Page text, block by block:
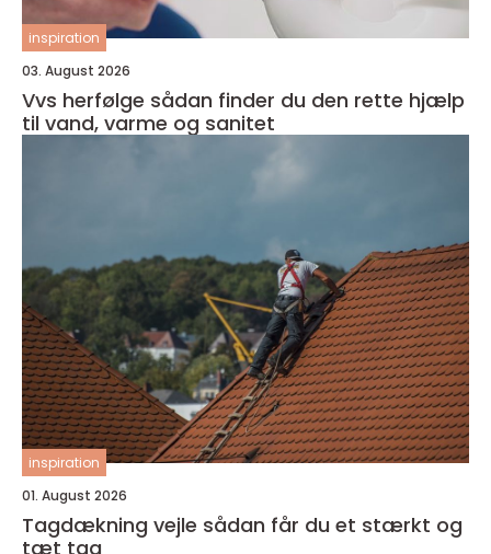
inspiration
03. August 2026
Vvs herfølge sådan finder du den rette hjælp
til vand, varme og sanitet
inspiration
01. August 2026
Tagdækning vejle sådan får du et stærkt og
tæt tag